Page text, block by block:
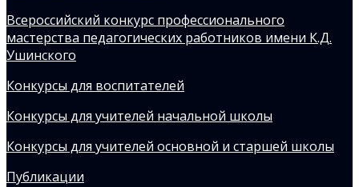
Всероссийский конкурс профессионального
мастерства педагогических работников имени К.Д.
Ушинского
Конкурсы для воспитателей
Конкурсы для учителей начальной школы
Конкурсы для учителей основной и старшей школы
Публикации